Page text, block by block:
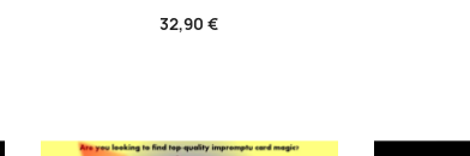
32,90 €